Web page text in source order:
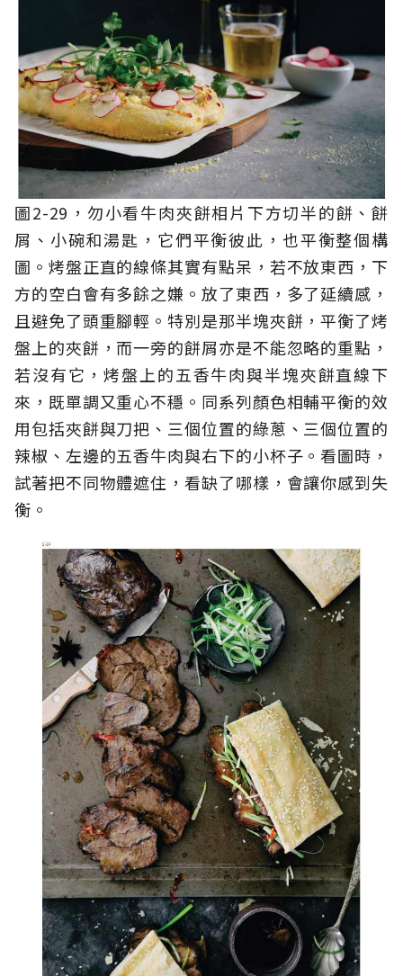
圖2-29，勿小看牛肉夾餅相片下方切半的餅、餅
屑、小碗和湯匙，它們平衡彼此，也平衡整個構
圖。烤盤正直的線條其實有點呆，若不放東西，下
方的空白會有多餘之嫌。放了東西，多了延續感，
且避免了頭重腳輕。特別是那半塊夾餅，平衡了烤
盤上的夾餅，而一旁的餅屑亦是不能忽略的重點，
若沒有它，烤盤上的五香牛肉與半塊夾餅直線下
來，既單調又重心不穩。同系列顏色相輔平衡的效
用包括夾餅與刀把、三個位置的綠蔥、三個位置的
辣椒、左邊的五香牛肉與右下的小杯子。看圖時，
試著把不同物體遮住，看缺了哪樣，會讓你感到失
衡。